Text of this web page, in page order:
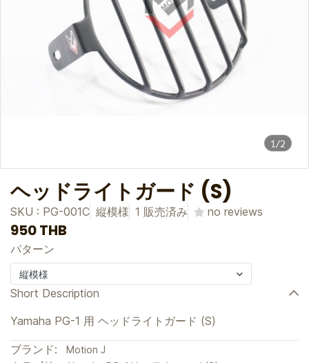
1/2
ヘッドライトガード (S)
SKU : PG-001C 縦模様 1 販売済み no reviews
950 THB
パターン
縦模様
Short Description
Yamaha PG-1 用 ヘッドライトガード (S)
ブランド: Motion J